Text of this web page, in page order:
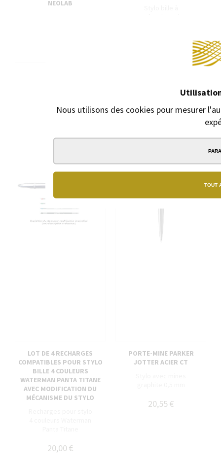
Nous utilisons des cookies pour mesurer
TOUT
NEOLAB
LOT DE 4 RECHARGES
COMPATIBLES POUR STYLO
BILLE 4 COULEURS
WATERMAN PANTA TITANE
AVEC MODIFICATION DU
MÉCANISME DU STYLO
20,00 €
PORTE-MINE PARKER
JOTTER ACIER CT
20,55 €